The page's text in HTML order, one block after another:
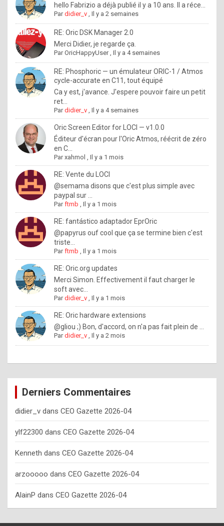
o
l
e
x
.
I
f
y
o
u
w
a
n
t
o
n
o
w
h
o
w
o
e
y
o
u
s
h
o
hello Fabrizio a déjà publié il y a 10 ans. Il a réce...
Pardidier_v ,Il y a 2 semaines
RE: Oric DSK Manager 2.0
Merci Didier, je regarde ça.
ParOricHappyUser,Il y a 4 semaines
RE: Phosphoric — un émulateur ORIC-1 / Atmos
cycle-accurate en C11, tout équipé
Ca y est, j'avance. J'espere pouvoir faire un petit
ret...
Pardidier_v ,Il y a 4 semaines
Oric Screen Editor for LOCI — v1.0.0
Éditeur d'écran pour l'Oric Atmos, réécrit de zéro
en C...
Parxahmol ,Il y a 1 mois
RE: Vente du LOCI
@semama disons que c'est plus simple avec
paypal sur ...
Parftmb ,Il y a 1 mois
RE: fantástico adaptador EprOric
@papyrus ouf cool que ça se termine bien c'est
triste...
Parftmb ,Il y a 1 mois
RE: Oric.org updates
Merci Simon. Effectivement il faut charger le
soft avec...
Pardidier_v ,Il y a 1 mois
RE: Oric hardware extensions
@gliou ;) Bon, d'accord, on n'a pas fait plein de ...
Pardidier_v ,Il y a 2 mois
Derniers Commentaires
didier_v dans CEO Gazette 2026-04
ylf22300 dans CEO Gazette 2026-04
Kenneth dans CEO Gazette 2026-04
arzooooo dans CEO Gazette 2026-04
AlainP dans CEO Gazette 2026-04